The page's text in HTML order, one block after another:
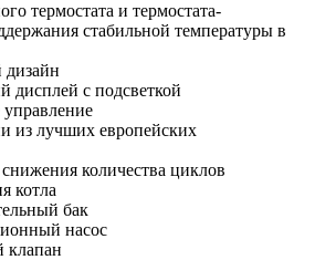
термостата и термостата-
стабильной температуры в
дизайн
дисплей с подсветкой
из лучших европейских
снижения количества циклов
котла
бак
насос
клапан